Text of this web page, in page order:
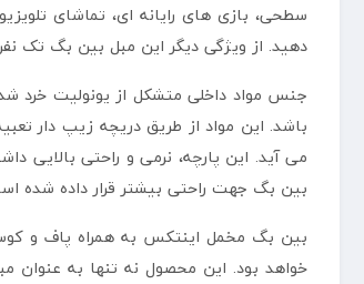
سطحی، بازی های رایانه ای، تماشای
دهید. از ویژگی دیگر این مبل بین بگ تک
جنس مواد داخلی متشکل از یونولیت خرد
باشد. این مواد از طریق دریچه زیپ دار
می آید. این پارچه، نرمی و راحتی
بین بگ جهت راحتی بیشتر قرار داده شده
بین بگ مخمل اینتکس به همراه پاف و
خواهد بود. این محصول نه تنها به عنوان